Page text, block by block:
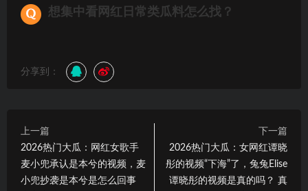
想集中看网红日常类瓜料怎么找？
分享到：
上一篇
2026热门大瓜：网红女歌手
麦小兜承认是本兮的视频，麦
小兜抄袭是本兮是怎么回事
下一篇
2026热门大瓜：女网红谭晓
彤的视频“下海”了，兔兔Elise
谭晓彤的视频是真的吗？ 真